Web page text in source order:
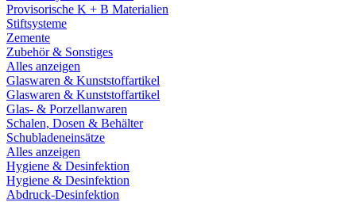
Provisorische K + B Materialien
Stiftsysteme
Zemente
Zubehör & Sonstiges
Alles anzeigen
Glaswaren & Kunststoffartikel
Glaswaren & Kunststoffartikel
Glas- & Porzellanwaren
Schalen, Dosen & Behälter
Schubladeneinsätze
Alles anzeigen
Hygiene & Desinfektion
Hygiene & Desinfektion
Abdruck-Desinfektion